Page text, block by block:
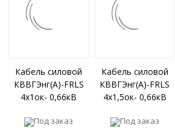
Кабель силовой
КВВГЭнг(А)-FRLS
4x1ок- 0,66кВ
Под заказ
Кабель силовой
КВВГЭнг(А)-FRLS
4x1,5ок- 0,66кВ
Под заказ